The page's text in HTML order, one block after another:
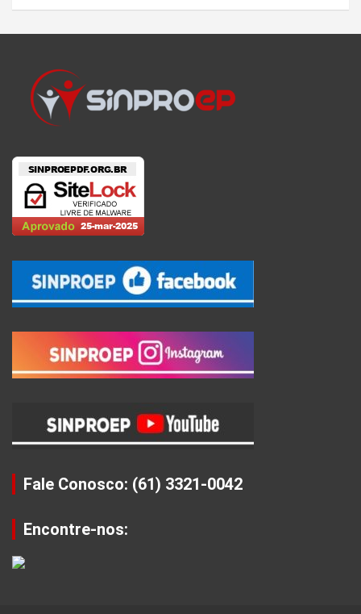
Fale Conosco: (61) 3321-0042
Encontre-nos: